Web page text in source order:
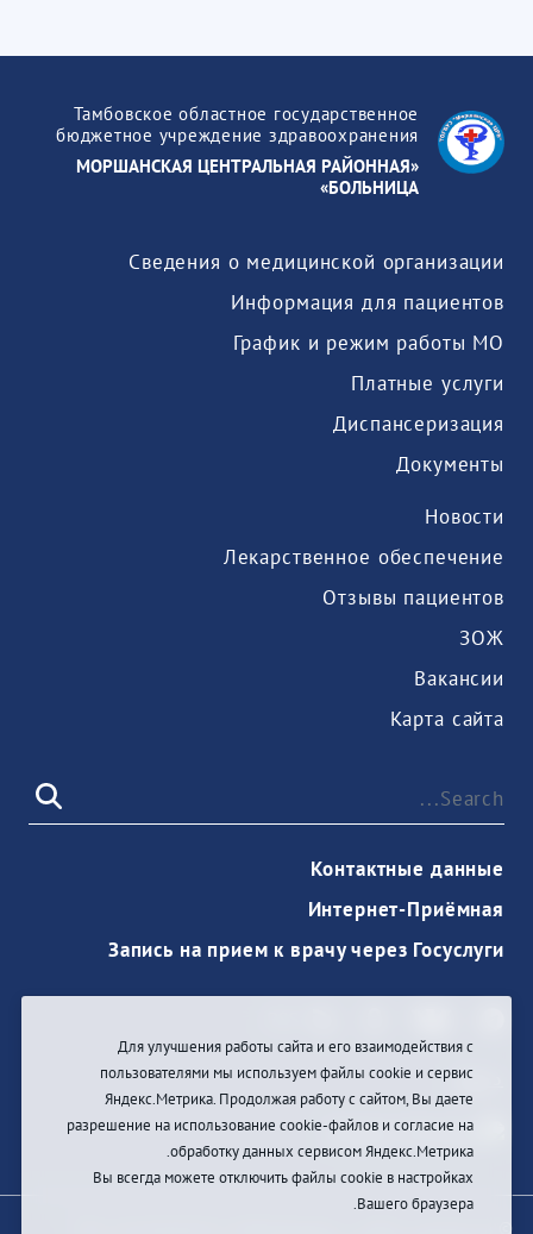
Тамбовское областное государственное
бюджетное учреждение здравоохранения
«МОРШАНСКАЯ ЦЕНТРАЛЬНАЯ РАЙОННАЯ
БОЛЬНИЦА»
Сведения о медицинской организации
Информация для пациентов
График и режим работы МО
Платные услуги
Диспансеризация
Документы
Новости
Лекарственное обеспечение
Отзывы пациентов
ЗОЖ
Вакансии
Карта сайта
Контактные данные
Интернет-Приёмная
Запись на прием к врачу через Госуслуги
دخول
Для улучшения работы сайта и его взаимодействия с
пользователями мы используем файлы cookie и сервис
Яндекс.Метрика. Продолжая работу с сайтом, Вы даете
разрешение на использование cookie-файлов и согласие на
обработку данных сервисом Яндекс.Метрика.
Вы всегда можете отключить файлы cookie в настройках
Вашего браузера.